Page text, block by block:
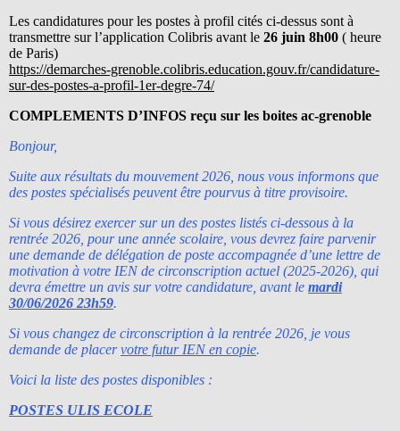
Les candidatures pour les postes à profil cités ci-dessus sont à
transmettre sur l’application Colibris avant le 26 juin 8h00 ( heure
de Paris)
https://demarches-grenoble.colibris.education.gouv.fr/candidature-
sur-des-postes-a-profil-1er-degre-74/
COMPLEMENTS D’INFOS reçu sur les boites ac-grenoble
Bonjour,
Suite aux résultats du mouvement 2026, nous vous informons que
des postes spécialisés peuvent être pourvus à titre provisoire.
Si vous désirez exercer sur un des postes listés ci-dessous à la
rentrée 2026, pour une année scolaire, vous devrez faire parvenir
une demande de délégation de poste accompagnée d’une lettre de
motivation à votre IEN de circonscription actuel (2025-2026), qui
devra émettre un avis sur votre candidature, avant le mardi
30/06/2026 23h59.
Si vous changez de circonscription à la rentrée 2026, je vous
demande de placervotre futur IEN en copie.
Voici la liste des postes disponibles :
POSTES ULIS ECOLE